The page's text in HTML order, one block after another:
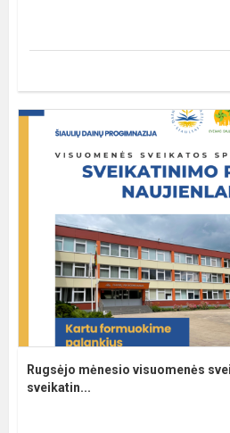
Rugsėjo mėnesio visuomenės
sveikatin...